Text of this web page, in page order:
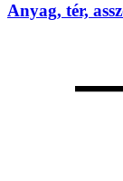
Anyag, tér,